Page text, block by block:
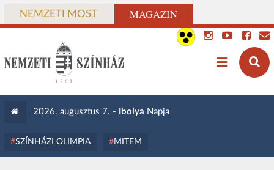
NEMZETI MOST MAGAZIN
2026. augusztus 7. - Ibolya Napja
SZÍNHÁZI OLIMPIA MITEM